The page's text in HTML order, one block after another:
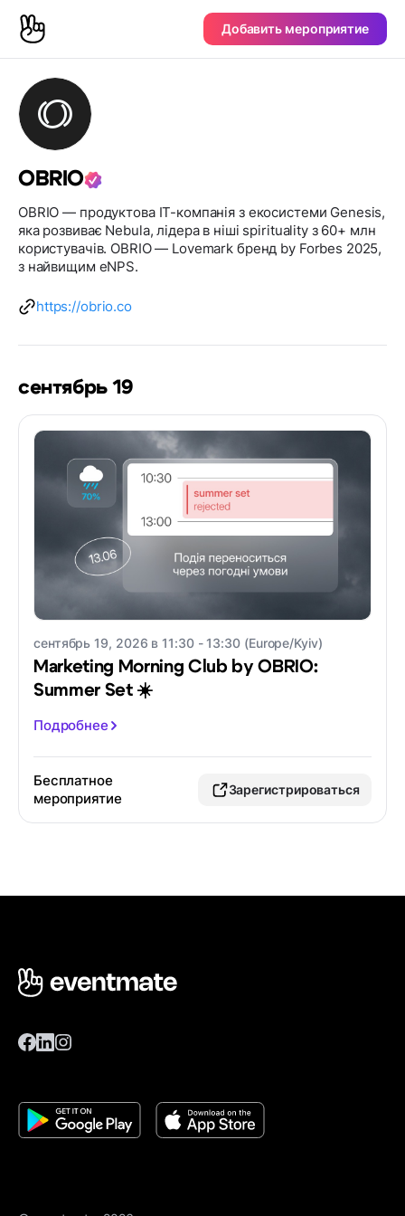
Добавить мероприятие
OBRIO
OBRIO — продуктова IT-компанія з екосистеми Genesis,
яка розвиває Nebula, лідера в ніші spirituality з 60+ млн
користувачів. OBRIO — Lovemark бренд by Forbes 2025,
з найвищим eNPS.
https://obrio.co
сентябрь 19
сентябрь 19, 2026 в 11:30 - 13:30 (Europe/Kyiv)
Marketing Morning Club by OBRIO:
Summer Set ☀️
Подробнее
Бесплатное
мероприятие
Зарегистрироваться